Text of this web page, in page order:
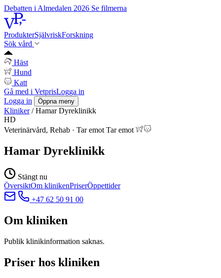
Debatten i Almedalen 2026 Se filmerna
ProdukterSjälvriskForskning
Sök vård
Häst
Hund
Katt
Gå med i VetprisLogga in
Logga in
Öppna meny
Kliniker / Hamar Dyreklinikk
HD
Veterinärvård, Rehab · Tar emot Tar emot
Hamar Dyreklinikk
Stängt nu
ÖversiktOm klinikenPriserÖppettider
+47 62 50 91 00
Om kliniken
Publik klinikinformation saknas.
Priser hos kliniken